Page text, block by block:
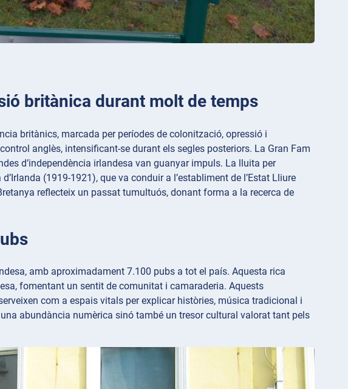
britànica durant molt de temps
britànics, marcada per períodes de colonització, opressió i
anglès, intensificant-se durant els segles posteriors. La Gran Fam
d’independència irlandesa van guanyar impuls. La lluita per
(1919-1921), que va conduir a l’establiment de l’Estat Lliure
reflecteix un passat tumultuós, donant forma a la recerca de
amb aproximadament 7.100 pubs a tot el país. Aquesta rica
fomentant un sentit de comunitat i camaraderia. Aquests
com a espais vitals per explicar històries, música tradicional i
abundància numèrica sinó també un tresor cultural valorat tant pels